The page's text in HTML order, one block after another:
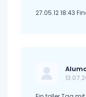
27.05.12 18:43